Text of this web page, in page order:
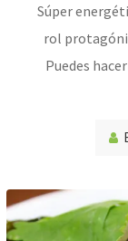
Súper
rol
Puedes